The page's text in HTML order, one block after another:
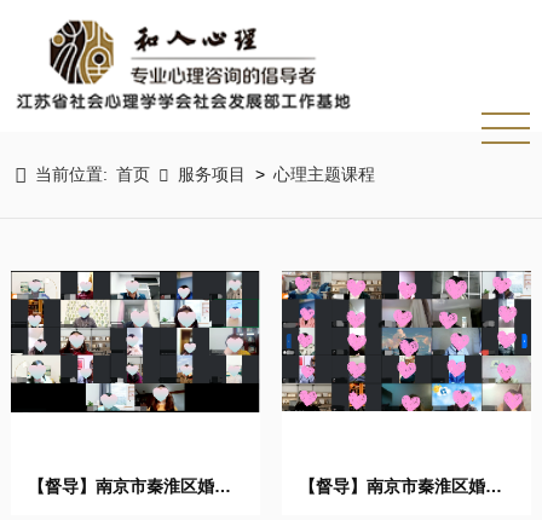
 当前位置: 首页  服务项目 > 心理主题课程
【督导】南京市秦淮区婚姻
【督导】南京市秦淮区婚姻